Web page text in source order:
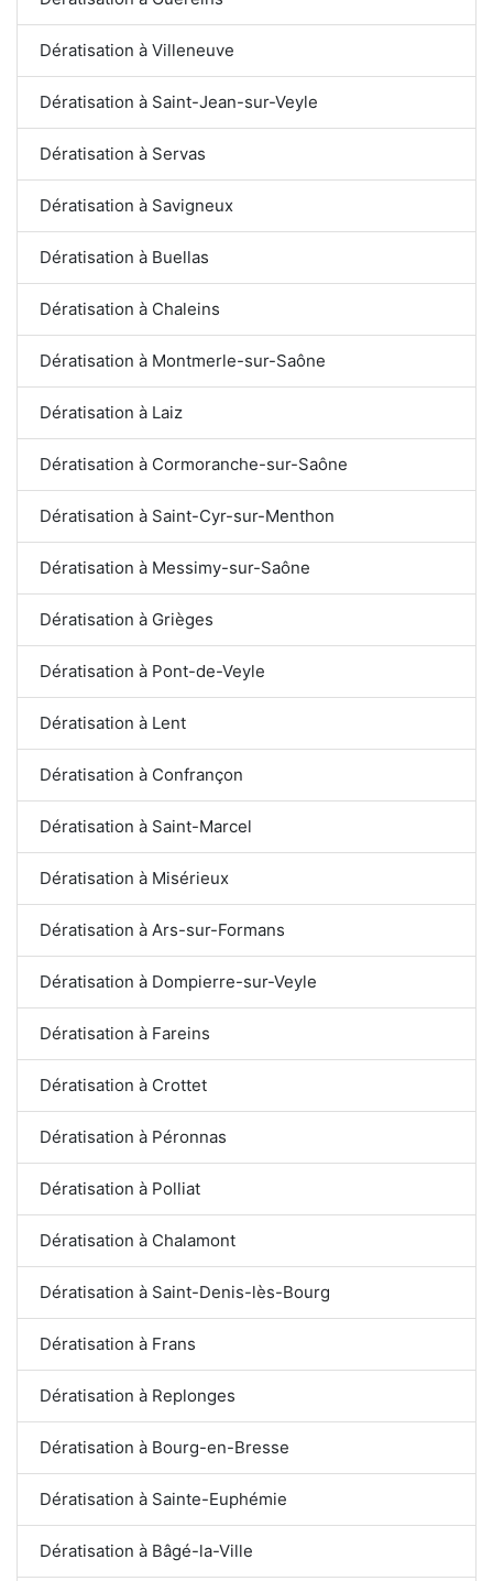
Dératisation à Villeneuve
Dératisation à Saint-Jean-sur-Veyle
Dératisation à Servas
Dératisation à Savigneux
Dératisation à Buellas
Dératisation à Chaleins
Dératisation à Montmerle-sur-Saône
Dératisation à Laiz
Dératisation à Cormoranche-sur-Saône
Dératisation à Saint-Cyr-sur-Menthon
Dératisation à Messimy-sur-Saône
Dératisation à Grièges
Dératisation à Pont-de-Veyle
Dératisation à Lent
Dératisation à Confrançon
Dératisation à Saint-Marcel
Dératisation à Misérieux
Dératisation à Ars-sur-Formans
Dératisation à Dompierre-sur-Veyle
Dératisation à Fareins
Dératisation à Crottet
Dératisation à Péronnas
Dératisation à Polliat
Dératisation à Chalamont
Dératisation à Saint-Denis-lès-Bourg
Dératisation à Frans
Dératisation à Replonges
Dératisation à Bourg-en-Bresse
Dératisation à Sainte-Euphémie
Dératisation à Bâgé-la-Ville